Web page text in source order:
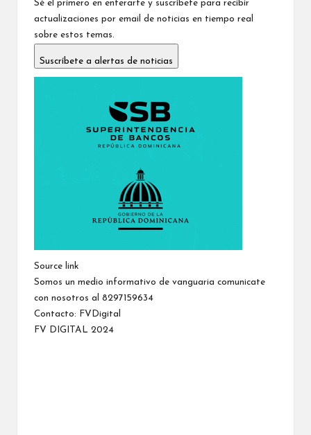
Sé el primero en enterarte y suscríbete para recibir
actualizaciones por email de noticias en tiempo real
sobre estos temas.
Suscríbete a alertas de noticias
Source link
Somos un medio informativo de vanguaria comunicate
con nosotros al 8297159634
Contacto:
FVDigital
FV DIGITAL 2024